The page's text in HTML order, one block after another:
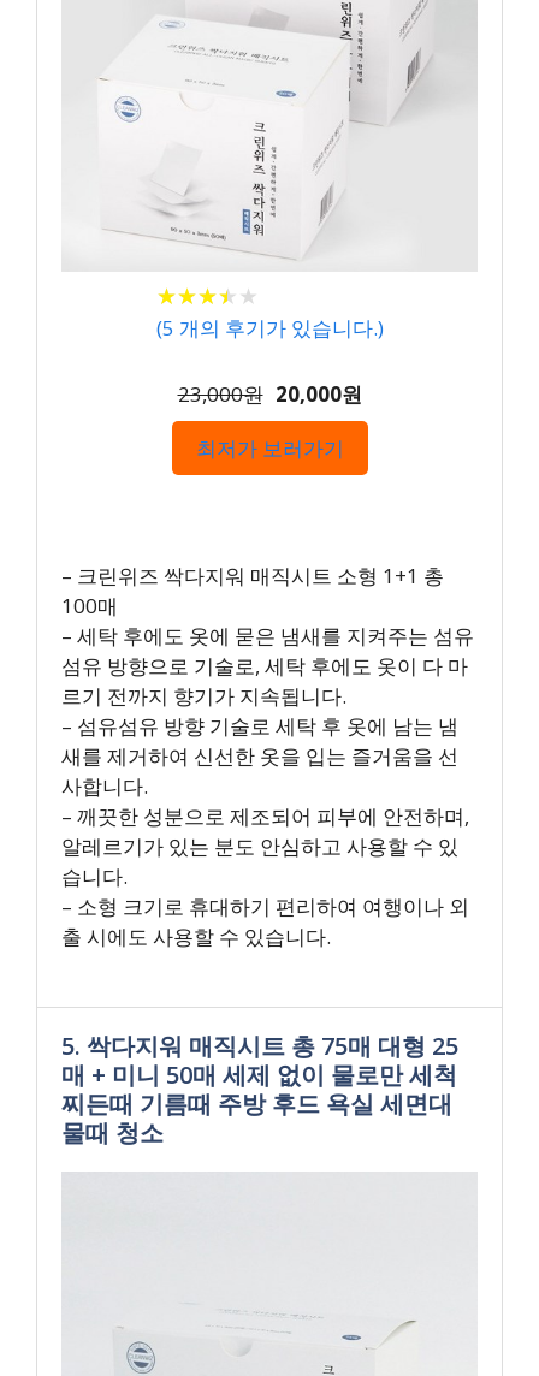
★★★★ ★
★★★★ ★
(5 개의 후기가 있습니다.)
23,000원 20,000원
최저가 보러가기
– 크린위즈 싹다지워 매직시트 소형 1+1 총
100매
– 세탁 후에도 옷에 묻은 냄새를 지켜주는 섬유
섬유 방향으로 기술로, 세탁 후에도 옷이 다 마
르기 전까지 향기가 지속됩니다.
– 섬유섬유 방향 기술로 세탁 후 옷에 남는 냄
새를 제거하여 신선한 옷을 입는 즐거움을 선
사합니다.
– 깨끗한 성분으로 제조되어 피부에 안전하며,
알레르기가 있는 분도 안심하고 사용할 수 있
습니다.
– 소형 크기로 휴대하기 편리하여 여행이나 외
출 시에도 사용할 수 있습니다.
5. 싹다지워 매직시트 총 75매 대형 25
매 + 미니 50매 세제 없이 물로만 세척
찌든때 기름때 주방 후드 욕실 세면대
물때 청소